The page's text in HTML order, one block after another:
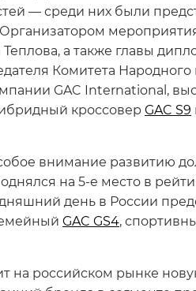
— среди них были
а также главы
Комитета Народного
GAC International,
кроссовер GAC S9
внимание развитию
на 5-е место в
день в России
GAC GS4,
на российском рынке